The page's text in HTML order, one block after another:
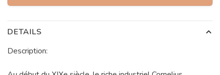
DETAILS
Description: